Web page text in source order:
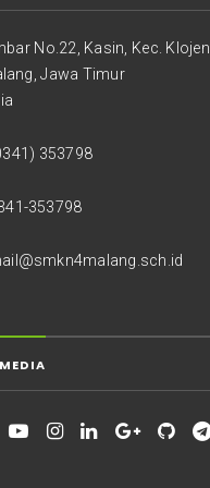
No.22, Kasin, Kec. Klojen,
Jawa Timur
353798
353798